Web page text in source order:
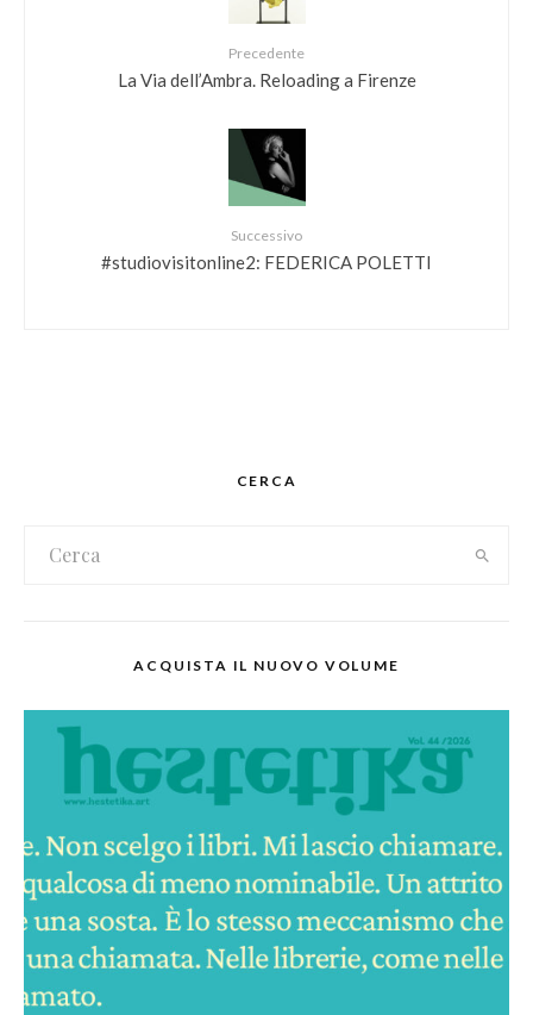
Precedente
La Via dell’Ambra. Reloading a Firenze
Successivo
#studiovisitonline2: FEDERICA POLETTI
CERCA
ACQUISTA IL NUOVO VOLUME